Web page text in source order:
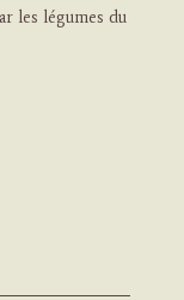
les légumes du